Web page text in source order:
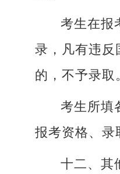
考生在报
录，凡有违反
的，不予录取
考生所填
报考资格、录
十二、其